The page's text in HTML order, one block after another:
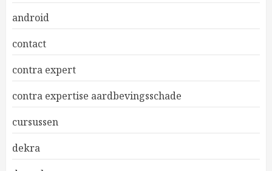
android
contact
contra expert
contra expertise aardbevingsschade
cursussen
dekra